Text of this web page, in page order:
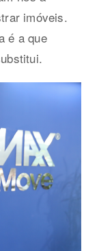
imóveis.
é a que